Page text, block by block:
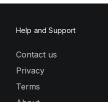
Help and Support
Contact us
Privacy
Terms